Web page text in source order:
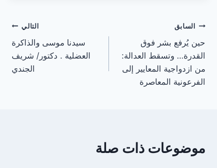
تصفّح
المقالات
السابق
حين يُرفع بشر فوق
القدرة… وتسقط العدالة:
من ازدواجية المعايير إلى
الفرعونية المعاصرة
التالي
سيدنا موسى والذاكرة
العضلية . دكتور/ شريف
الجندي
موضوعات ذات صلة